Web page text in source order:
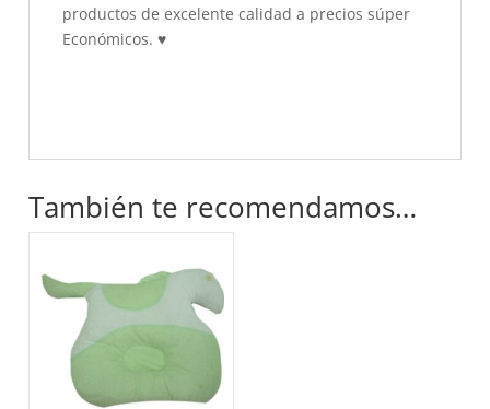
productos de excelente calidad a precios súper
Económicos. ♥
También te recomendamos…